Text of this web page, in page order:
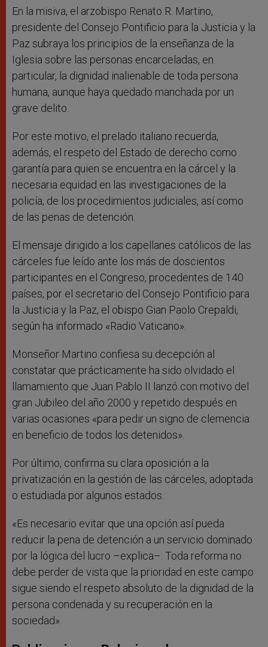
En la misiva, el arzobispo Renato R. Martino,
presidente del Consejo Pontificio para la Justicia y la
Paz subraya los principios de la enseñanza de la
Iglesia sobre las personas encarceladas, en
particular, la dignidad inalienable de toda persona
humana, aunque haya quedado manchada por un
grave delito.
Por este motivo, el prelado italiano recuerda,
además, el respeto del Estado de derecho como
garantía para quien se encuentra en la cárcel y la
necesaria equidad en las investigaciones de la
policía, de los procedimientos judiciales, así como
de las penas de detención.
El mensaje dirigido a los capellanes católicos de las
cárceles fue leído ante los más de doscientos
participantes en el Congreso, procedentes de 140
países, por el secretario del Consejo Pontificio para
la Justicia y la Paz, el obispo Gian Paolo Crepaldi,
según ha informado «Radio Vaticano».
Monseñor Martino confiesa su decepción al
constatar que prácticamente ha sido olvidado el
llamamiento que Juan Pablo II lanzó con motivo del
gran Jubileo del año 2000 y repetido después en
varias ocasiones «para pedir un signo de clemencia
en beneficio de todos los detenidos».
Por último, confirma su clara oposición a la
privatización en la gestión de las cárceles, adoptada
o estudiada por algunos estados.
«Es necesario evitar que una opción así pueda
reducir la pena de detención a un servicio dominado
por la lógica del lucro –explica–. Toda reforma no
debe perder de vista que la prioridad en este campo
sigue siendo el respeto absoluto de la dignidad de la
persona condenada y su recuperación en la
sociedad».